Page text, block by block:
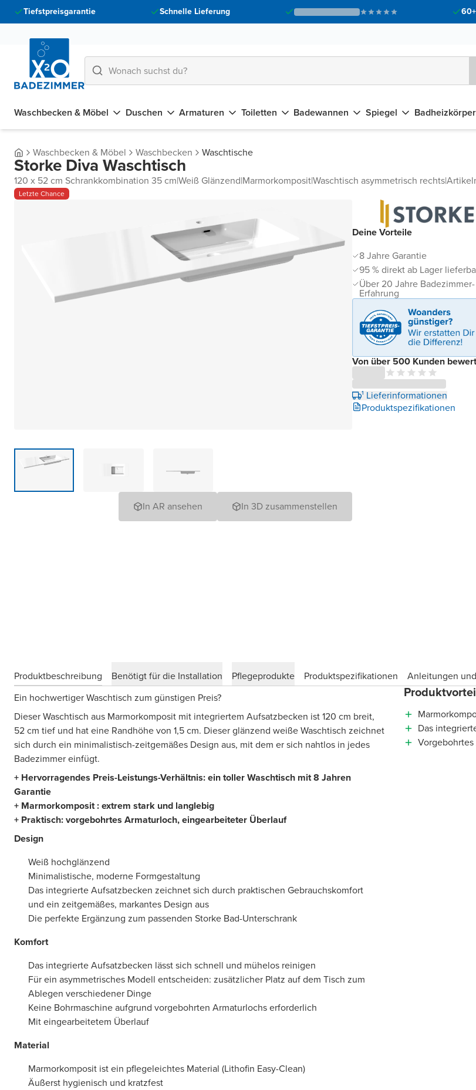
Tiefstpreisgarantie Schnelle Lieferung
Waschbecken & Möbel Duschen Armaturen Toiletten Badewannen Spiegel Badheizkörper
Waschbecken & Möbel Waschbecken Waschtische
Storke Diva Waschtisch
120 x 52 cm Schrankkombination 35 cm|Weiß Glänzend|Marmorkomposit|Waschtisch asymmetrisch rechts|
Letzte Chance
In AR ansehen In 3D zusammenstellen
Deine Vorteile
8 Jahre Garantie
95 % direkt ab Lager
Über 20 Jahre Badezimmer-
Erfahrung
Von über 500 Kunden
¹ Lieferinformationen
Produktspezifikationen
Produktbeschreibung
Benötigt für die Installation Pflegeprodukte Produktspezifikationen Anleitungen
Ein hochwertiger Waschtisch zum günstigen Preis?
Dieser Waschtisch aus Marmorkomposit mit integriertem Aufsatzbecken ist 120 cm breit,
52 cm tief und hat eine Randhöhe von 1,5 cm. Dieser glänzend weiße Waschtisch zeichnet
sich durch ein minimalistisch-zeitgemäßes Design aus, mit dem er sich nahtlos in jedes
Badezimmer einfügt.
+ Hervorragendes Preis-Leistungs-Verhältnis: ein toller Waschtisch mit 8 Jahren
Garantie
+ Marmorkomposit : extrem stark und langlebig
+ Praktisch: vorgebohrtes Armaturloch, eingearbeiteter Überlauf
Design
Weiß hochglänzend
Minimalistische, moderne Formgestaltung
Das integrierte Aufsatzbecken zeichnet sich durch praktischen Gebrauchskomfort
und ein zeitgemäßes, markantes Design aus
Die perfekte Ergänzung zum passenden Storke Bad-Unterschrank
Komfort
Das integrierte Aufsatzbecken lässt sich schnell und mühelos reinigen
Für ein asymmetrisches Modell entscheiden: zusätzlicher Platz auf dem Tisch zum
Ablegen verschiedener Dinge
Keine Bohrmaschine aufgrund vorgebohrten Armaturlochs erforderlich
Mit eingearbeitetem Überlauf
Material
Marmorkomposit ist ein pflegeleichtes Material (Lithofin Easy-Clean)
Äußerst hygienisch und kratzfest
Das